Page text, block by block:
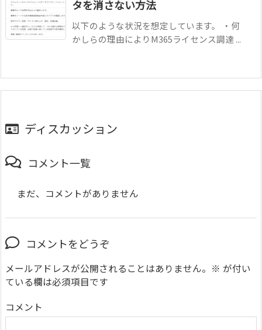
タを消さない方法
以下のような状況を想定しています。 ・何
かしらの理由によりM365ライセンス調達 ...
ディスカッション
コメント一覧
まだ、コメントがありません
コメントをどうぞ
メールアドレスが公開されることはありません。 ※ が付い
ている欄は必須項目です
コメント